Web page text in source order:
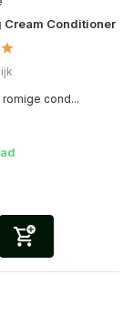
Cream Conditioner
cond...